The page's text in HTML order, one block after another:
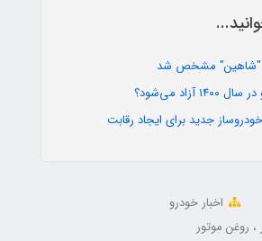
"شاهین" مشخص شد
آزاد می‌شود؟
جدید برای ایجاد رقابت
اخبار خودرو
روغن موتور